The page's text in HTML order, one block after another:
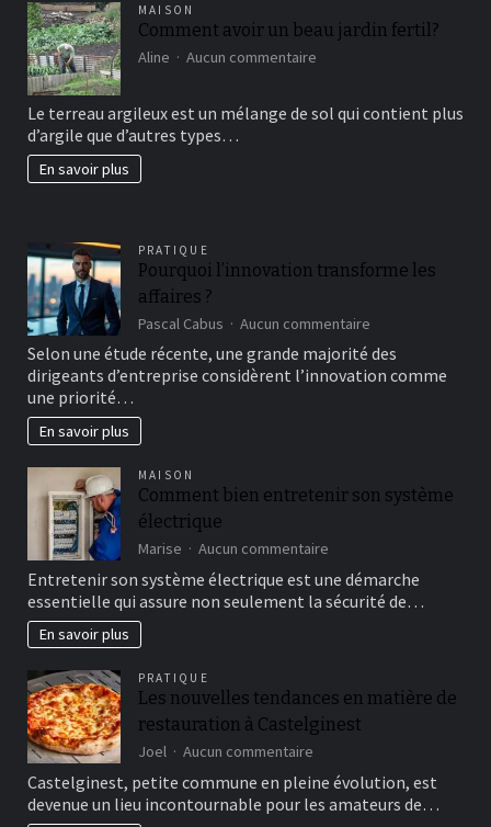
MAISON
Comment avoir un beau jardin fertil?
Aline Aucun commentaire
un
Le terreau argileux est un mélange de sol qui contient plus
d’argile que d’autres types…
En savoir plus
PRATIQUE
Pourquoi l’innovation transforme les
affaires ?
Pascal Cabus Aucun commentaire
l’innovation
transforme
Selon une étude récente, une grande majorité des
dirigeants d’entreprise considèrent l’innovation comme
une priorité…
En savoir plus
MAISON
Comment bien entretenir son système
électrique
Marise Aucun commentaire
Comment
bien
entretenir
Entretenir son système électrique est une démarche
essentielle qui assure non seulement la sécurité de…
En savoir plus
PRATIQUE
Les nouvelles tendances en matière de
restauration à Castelginest
Joel Aucun commentaire
nouvelles
tendances
Castelginest, petite commune en pleine évolution, est
devenue un lieu incontournable pour les amateurs de…